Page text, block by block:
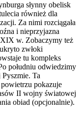
słynny obelisk
również dla
Za nimi rozciągała
i nieprzyjazna
w. Zobaczymy też
zwłoki
tu kompleks
południu odwiedzimy
Ta
pokazuje
II wojny światowej
obiad (opcjonalnie).